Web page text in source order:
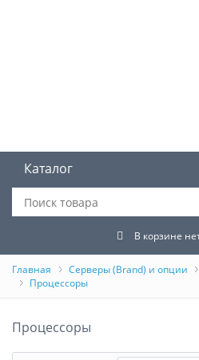
Каталог
В корзине
Главная Серверы (Brand) и опции
Процессоры
Процессоры